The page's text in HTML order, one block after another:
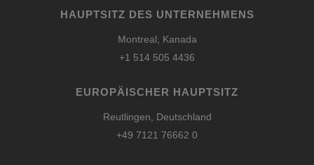
HAUPTSITZ DES UNTERNEHMENS
Montreal, Kanada
+1 514 505 4436
EUROPÄISCHER HAUPTSITZ
Reutlingen, Deutschland
+49 7121 76662 0